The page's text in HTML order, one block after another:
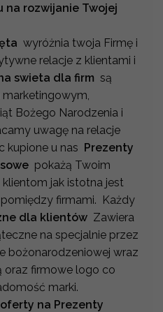
na rozwijanie Twojej
wyróżnia twoja Firmę i
relacje z klientami i
swieta dla firm są
marketingowym,
Bożego Narodzenia i
uwagę na relacje
kupione u nas Prezenty
pokażą Twoim
jak istotna jest
firmami. Każdy
dla klientów Zawiera
na specjalnie przez
bożonarodzeniowej wraz
oraz firmowe logo co
marki.
na Prezenty